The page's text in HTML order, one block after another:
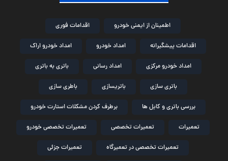
اطمینان از ایمنی خودرو اقدامات فوری
اقدامات پیشگیرانه امداد خودرو امداد خودرو اراک
امداد خودرو مرکزی امداد رسانی باتری به باتری
باتری سازی باتریسازی باطری سازی
بررسی باتری و کابل ها برطرف کردن مشکلات استارت خودرو
تعمیرات تعمیرات تخصصی تعمیرات تخصصی خودرو
تعمیرات تخصصی در تعمیرگاه تعمیرات جزئی